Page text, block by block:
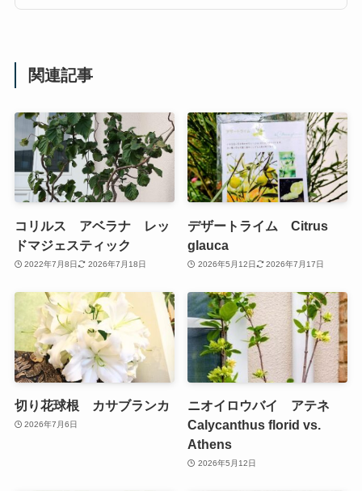
関連記事
コリルス アベラナ レッ
ドマジェスティック
2022年7月8日 2026年7月18日
デザートライム Citrus
glauca
2026年5月12日 2026年7月17日
切り花球根 カサブランカ
2026年7月6日
ニオイロウバイ アテネ
Calycanthus florid vs.
Athens
2026年5月12日